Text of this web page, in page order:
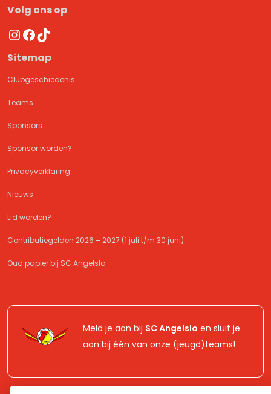
Volg ons op
Instagram
Facebook
TikTok
Sitemap
Clubgeschiedenis
Teams
Sponsors
Sponsor worden?
Privacyverklaring
Nieuws
Lid worden?
Contributiegelden 2026 – 2027 (1 juli t/m 30 juni)
Oud papier bij SC Angelslo
Meld je aan bij SC Angelslo en sluit je
aan bij één van onze (jeugd)teams!